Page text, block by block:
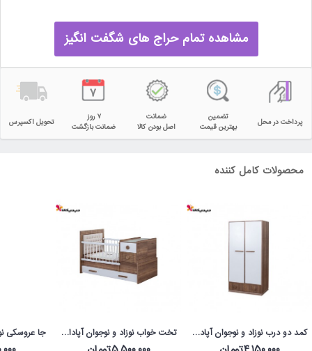
مشاهده تمام حراج های شگفت انگیز
پرداخت در محل
تضمین
بهترین قیمت
ضمانت
اصل بودن کالا
۷ روز
ضمانت بازگشت
تحویل اکسپرس
محصولات کامل کننده
کمد دو درب نوزاد و نوجوان آپادانا مدل آلفا تخت خواب نوزاد و نوجوان آپادانا مدل آلفا